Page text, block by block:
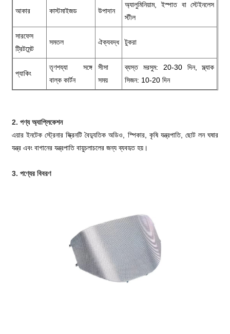
আকার কাস্টমাইজড উপাদান
অ্যালুমিনিয়াম, ইস্পাত বা স্টেইনলেস
স্টীল
সারফেস
ট্রিটমেন্ট
সমতল ঐক্যবদ্ধ টুকরা
প্যাকিং
তৃণশয্যা সঙ্গে
বাল্ক কার্টন
সীসা
সময়
ব্যস্ত মরসুম: 20-30 দিন, স্ল্যাক
সিজন: 10-20 দিন
2. পণ্য অ্যাপ্লিকেশন
এয়ার ইনটেক স্ট্রেনার স্ক্রিনটি বৈদ্যুতিক অডিও, স্পিকার, কৃষি যন্ত্রপাতি, ছোট লন ঘষার
যন্ত্র এবং বাগানের যন্ত্রপাতি বায়ুচলাচলের জন্য ব্যবহৃত হয়।
3. পণ্যের বিবরণ